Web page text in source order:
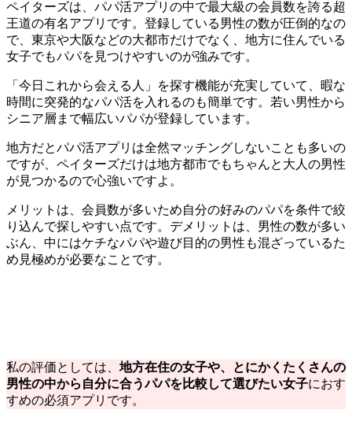
ペイターズは、パパ活アプリの中で最大級の会員数を誇る超
王道の有名アプリです。登録している男性の数が圧倒的なの
で、東京や大阪などの大都市だけでなく、地方に住んでいる
女子でもパパを見つけやすいのが強みです。
「今日これから会える人」を探す機能が充実していて、暇な
時間に突発的なパパ活を入れるのも簡単です。若い男性から
シニア層まで幅広いパパが登録しています。
地方だとパパ活アプリは全然マッチングしないことも多いの
ですが、ペイターズだけは地方都市でもちゃんと大人の男性
が見つかるので心強いですよ。
メリットは、会員数が多いため自分の好みのパパを条件で絞
り込んで探しやすい点です。デメリットは、男性の数が多い
ぶん、中にはケチなパパや遊び目的の男性も混ざっているた
め見極めが必要なことです。
私の評価としては、 地方在住の女子や、とにかくたくさんの
男性の中から自分に合うパパを比較して選びたい女子におす
すめの必須アプリです。